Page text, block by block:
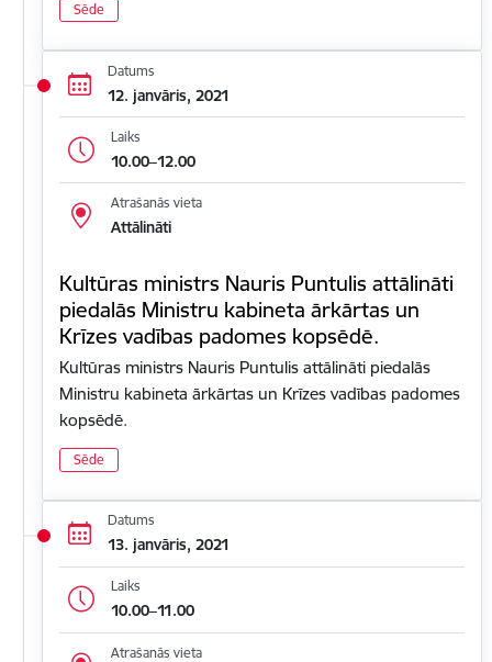
Sēde
Datums
12. janvāris, 2021
Laiks
10.00–12.00
Atrašanās vieta
Attālināti
Kultūras ministrs Nauris Puntulis attālināti
piedalās Ministru kabineta ārkārtas un
Krīzes vadības padomes kopsēdē.
Kultūras ministrs Nauris Puntulis attālināti piedalās
Ministru kabineta ārkārtas un Krīzes vadības padomes
kopsēdē.
Sēde
Datums
13. janvāris, 2021
Laiks
10.00–11.00
Atrašanās vieta